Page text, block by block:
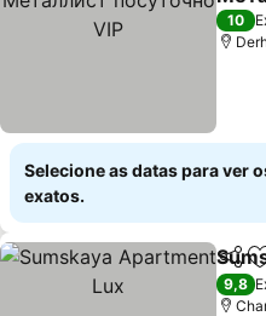
VIP
Ver
10
Selecione as datas para ver
exatos.
9,8